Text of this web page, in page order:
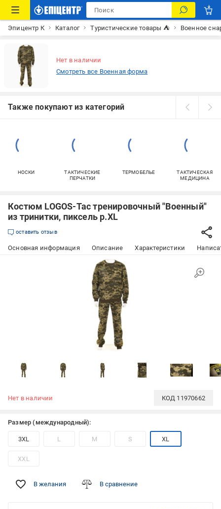
Эпицентр К Каталог Туристические товары ⛺ Военное
Нет в наличии
Смотреть все Военная форма
Также покупают из категорий
НОСКИ
ТАКТИЧЕСКИЕ
ПЕРЧАТКИ
ТЕРМОБЕЛЬЕ
ТАКТИЧЕСКАЯ
МЕДИЦИНА
Костюм LOGOS-Tac тренировочный "Военный"
из тринитки, пиксель р.XL
оставить отзыв
Основная информация Описание Характеристики
Нет в наличии КОД 11970662
Размер (международный):
3XL L M S XL
XXL
В желания В сравнение